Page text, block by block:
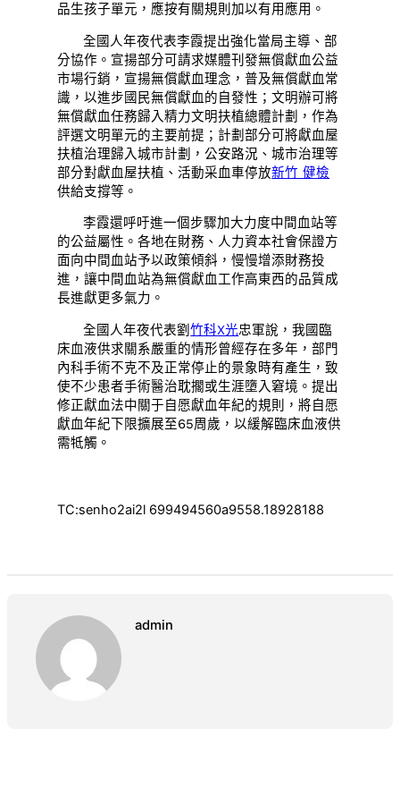
品生孩子單元，應按有關規則加以有用應用。
全國人年夜代表李霞提出強化當局主導、部
分協作。宣揚部分可請求媒體刊發無償獻血公益
市場行銷，宣揚無償獻血理念，普及無償獻血常
識，以進步國民無償獻血的自發性；文明辦可將
無償獻血任務歸入精力文明扶植總體計劃，作為
評選文明單元的主要前提；計劃部分可將獻血屋
扶植治理歸入城市計劃，公安路況、城市治理等
部分對獻血屋扶植、活動采血車停放新竹 健檢
供給支撐等。
李霞還呼吁進一個步驟加大力度中間血站等
的公益屬性。各地在財務、人力資本社會保證方
面向中間血站予以政策傾斜，慢慢增添財務投
進，讓中間血站為無償獻血工作高東西的品質成
長進獻更多氣力。
全國人年夜代表劉竹科X光忠軍說，我國臨
床血液供求關系嚴重的情形曾經存在多年，部門
內科手術不克不及正常停止的景象時有產生，致
使不少患者手術醫治耽擱或生涯墮入窘境。提出
修正獻血法中關于自愿獻血年紀的規則，將自愿
獻血年紀下限擴展至65周歲，以緩解臨床血液供
需牴觸。
TC:senho2ai2l 699494560a9558.18928188
admin